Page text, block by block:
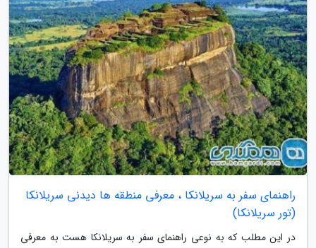
راهنمای سفر به سریلانکا ، معرفی منطقه ها دیدنی سریلانکا
(تور سریلانکا)
در این مطلب که به نوعی راهنمای سفر به سریلانکا هست به معرفی